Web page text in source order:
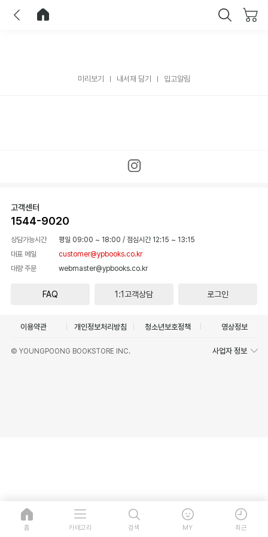
미리보기 내서재 담기 입고알림
고객센터
1544-9020
상담가능시간 평일 09:00 ~ 18:00 / 점심시간 12:15 ~ 13:15
대표 메일
customer@ypbooks.co.kr
대량 주문
webmaster@ypbooks.co.kr
FAQ 1:1고객상담 로그인
이용약관 개인정보처리방침 청소년보호정책 영상정보
© YOUNGPOONG BOOKSTORE INC. 사업자 정보
홈 카테고리 검색 MY 최근